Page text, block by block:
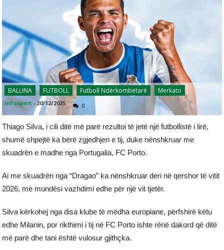
BALLINA FUTBOLL Futboll Ndërkombëtarë Merkato
infosport - 20/12/2025 0
Thiago Silva, i cili ditë më parë rezultoi të jetë një futbollistë i lirë,
shumë shpejtë ka bërë zgjedhjen e tij, duke nënshkruar me
skuadrën e madhe nga Portugalia, FC Porto.
Ai me skuadrën nga “Dragao” ka nënshkruar deri në qershor të vitit
2026, me mundësi vazhdimi edhe për një vit tjetër.
Silva kërkohej nga disa klube të mëdha europiane, përfshirë këtu
edhe Milanin, por rikthimi i tij në FC Porto ishte rënë dakord që ditë
më parë dhe tani është vulosur gjithçka.